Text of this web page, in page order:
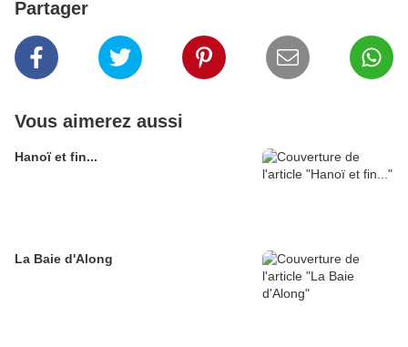
Partager
Vous aimerez aussi
Hanoï et fin...
La Baie d'Along